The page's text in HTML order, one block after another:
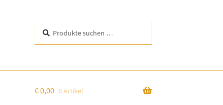
nach:
€0,00 0 Artikel